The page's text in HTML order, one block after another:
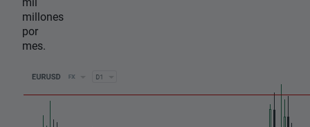
millones
por
mes.